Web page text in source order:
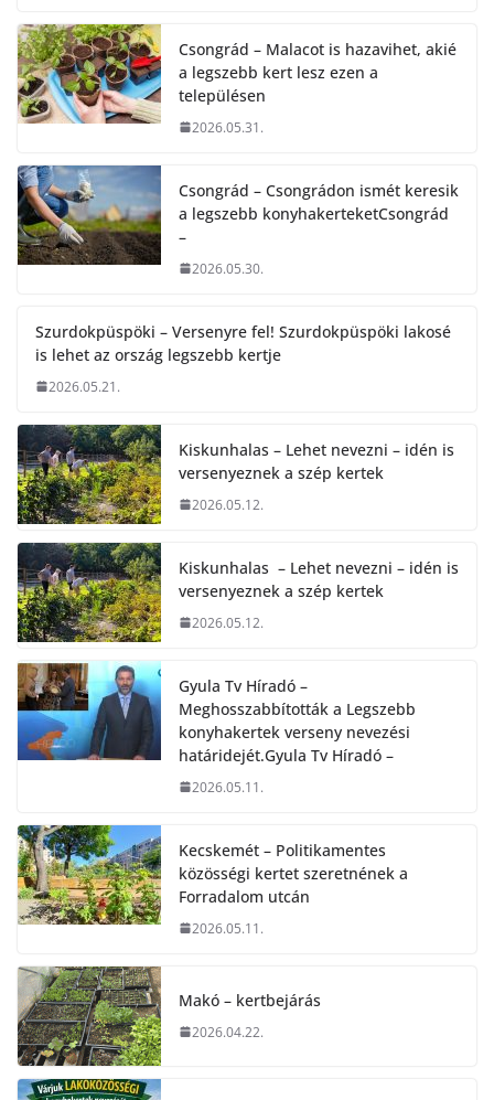
Csongrád – Malacot is hazavihet, akié
a legszebb kert lesz ezen a
településen
2026.05.31.
Csongrád – Csongrádon ismét keresik
a legszebb konyhakerteketCsongrád
–
2026.05.30.
Szurdokpüspöki – Versenyre fel! Szurdokpüspöki lakosé
is lehet az ország legszebb kertje
2026.05.21.
Kiskunhalas – Lehet nevezni – idén is
versenyeznek a szép kertek
2026.05.12.
Kiskunhalas – Lehet nevezni – idén is
versenyeznek a szép kertek
2026.05.12.
Gyula Tv Híradó –
Meghosszabbították a Legszebb
konyhakertek verseny nevezési
határidejét.Gyula Tv Híradó –
2026.05.11.
Kecskemét – Politikamentes
közösségi kertet szeretnének a
Forradalom utcán
2026.05.11.
Makó – kertbejárás
2026.04.22.